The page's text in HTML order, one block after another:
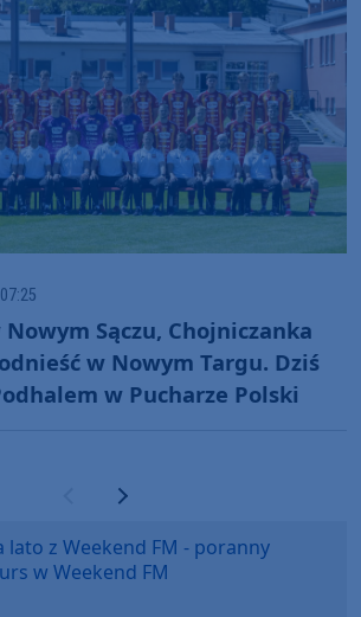
Sączu, Chojniczanka
w Nowym Targu. Dziś
w Pucharze Polski
Poprzednia strona
Następna strona
lato z Weekend FM - poranny
w Weekend FM